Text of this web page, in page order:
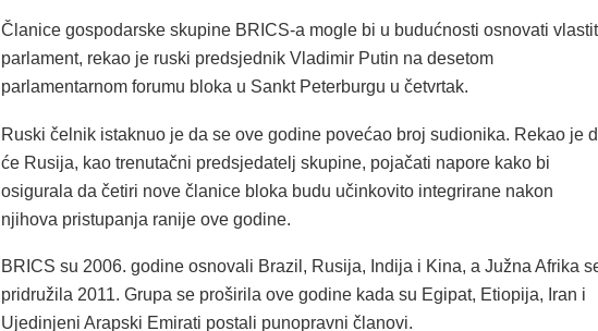
Članice gospodarske skupine BRICS-a mogle bi u budućnosti osnovati
parlament, rekao je ruski predsjednik Vladimir Putin na desetom
parlamentarnom forumu bloka u Sankt Peterburgu u četvrtak.
Ruski čelnik istaknuo je da se ove godine povećao broj sudionika. Rekao je
će Rusija, kao trenutačni predsjedatelj skupine, pojačati napore kako bi
osigurala da četiri nove članice bloka budu učinkovito integrirane nakon
njihova pristupanja ranije ove godine.
BRICS su 2006. godine osnovali Brazil, Rusija, Indija i Kina, a Južna Afrika
pridružila 2011. Grupa se proširila ove godine kada su Egipat, Etiopija, Iran i
Ujedinjeni Arapski Emirati postali punopravni članovi.